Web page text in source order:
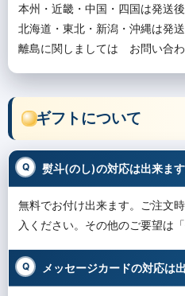
本州・近畿・中国・四国は発送後
北海道・東北・新潟・沖縄は発
離島に関しましては お問い合わ
ギフトについて
熨斗(のし)の対応は出来ま
無料でお付け出来ます。ご注文
入ください。その他のご要望は
メッセージカードの対応は